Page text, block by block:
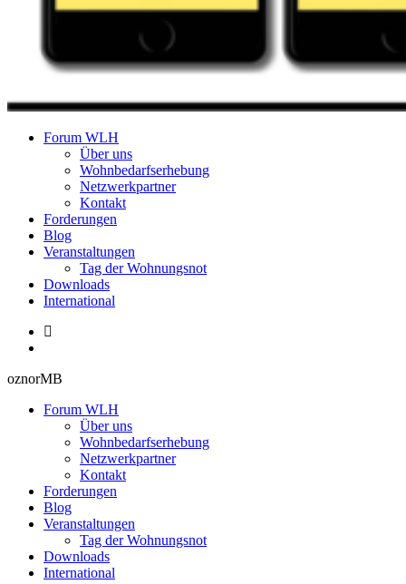
Forum Wohnungslosenhilfe Salzburg
Forum WLH
Über uns
Wohnbedarfserhebung
Netzwerkpartner
Kontakt
Forderungen
Blog
Veranstaltungen
Tag der Wohnungsnot
Downloads
International
oznorMB
Forum WLH
Über uns
Wohnbedarfserhebung
Netzwerkpartner
Kontakt
Forderungen
Blog
Veranstaltungen
Tag der Wohnungsnot
Downloads
International